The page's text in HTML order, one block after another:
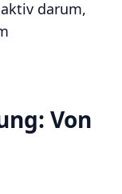
darum,
Von